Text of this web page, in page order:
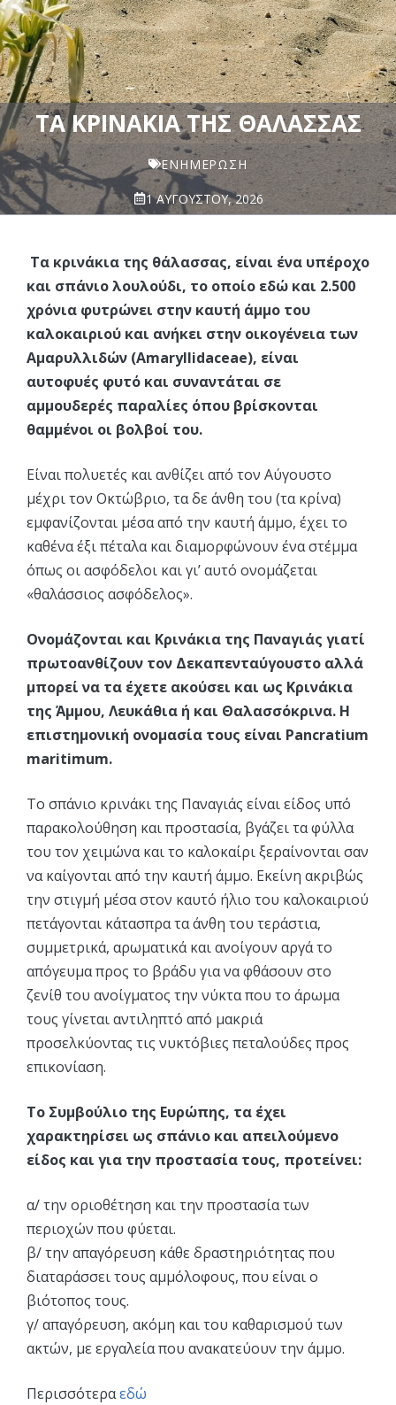
ΤΑ ΚΡΙΝΆΚΙΑ ΤΗΣ ΘΆΛΑΣΣΑΣ
ΕΝΗΜΈΡΩΣΗ
1 ΑΥΓΟΎΣΤΟΥ, 2026
Τα κρινάκια της θάλασσας, είναι ένα υπέροχο
και σπάνιο λουλούδι, το οποίο εδώ και 2.500
χρόνια φυτρώνει στην καυτή άμμο του
καλοκαιριού και ανήκει στην οικογένεια των
Αμαρυλλιδών (Amaryllidaceae), είναι
αυτοφυές φυτό και συναντάται σε
αμμουδερές παραλίες όπου βρίσκονται
θαμμένοι οι βολβοί του.
Είναι πολυετές και ανθίζει από τον Αύγουστο
μέχρι τον Οκτώβριο, τα δε άνθη του (τα κρίνα)
εμφανίζονται μέσα από την καυτή άμμο, έχει το
καθένα έξι πέταλα και διαμορφώνουν ένα στέμμα
όπως οι ασφόδελοι και γι’ αυτό ονομάζεται
«θαλάσσιος ασφόδελος».
Ονομάζονται και Κρινάκια της Παναγιάς γιατί
πρωτοανθίζουν τον Δεκαπενταύγουστο αλλά
μπορεί να τα έχετε ακούσει και ως Κρινάκια
της Άμμου, Λευκάθια ή και Θαλασσόκρινα. Η
επιστημονική ονομασία τους είναι Pancratium
maritimum.
Το σπάνιο κρινάκι της Παναγιάς είναι είδος υπό
παρακολούθηση και προστασία, βγάζει τα φύλλα
του τον χειμώνα και το καλοκαίρι ξεραίνονται σαν
να καίγονται από την καυτή άμμο. Εκείνη ακριβώς
την στιγμή μέσα στον καυτό ήλιο του καλοκαιριού
πετάγονται κάτασπρα τα άνθη του τεράστια,
συμμετρικά, αρωματικά και ανοίγουν αργά το
απόγευμα προς το βράδυ για να φθάσουν στο
ζενίθ του ανοίγματος την νύκτα που το άρωμα
τους γίνεται αντιληπτό από μακριά
προσελκύοντας τις νυκτόβιες πεταλούδες προς
επικονίαση.
Το Συμβούλιο της Ευρώπης, τα έχει
χαρακτηρίσει ως σπάνιο και απειλούμενο
είδος και για την προστασία τους, προτείνει:
α/ την οριοθέτηση και την προστασία των
περιοχών που φύεται.
β/ την απαγόρευση κάθε δραστηριότητας που
διαταράσσει τους αμμόλοφους, που είναι ο
βιότοπος τους.
γ/ απαγόρευση, ακόμη και του καθαρισμού των
ακτών, με εργαλεία που ανακατεύουν την άμμο.
Περισσότεραεδώ